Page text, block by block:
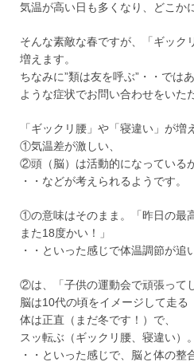
気温が高い日も多くなり、どこか
そんな素敵な春ですが、「ギック
増えます。
ちなみに”類は友を呼ぶ”・・では
ような症状でお問い合わせをいた
「ギックリ腰」や「寝違い」が増
①気温差が激しい、
②頭（脳）は活動的になっている
・・などが考えられるようです。
①の意味はそのまま。「昨日の最
また18度かい！」
・・といった感じで体温調節が追
②は、「子供の運動会で頑張って
脳は10代の頃をイメージして走る
体は正直（まだ冬です！）で、
スッ転ぶ（ギックリ腰、寝違い）。
・・といった感じで、脳と体の整